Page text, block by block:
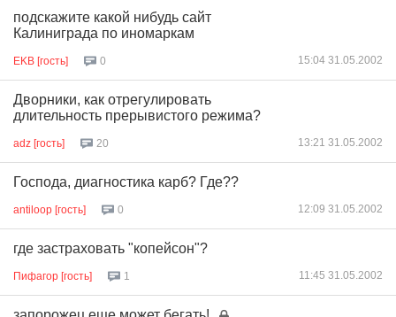
подскажите какой нибудь сайт
Калиниграда по иномаркам
EKB [гость] 0 15:04 31.05.2002
Дворники, как отрегулировать
длительность прерывистого режима?
adz [гость] 20 13:21 31.05.2002
Господа, диагностика карб? Где??
antiloop [гость] 0 12:09 31.05.2002
где застраховать "копейсон"?
Пифагор [гость] 1 11:45 31.05.2002